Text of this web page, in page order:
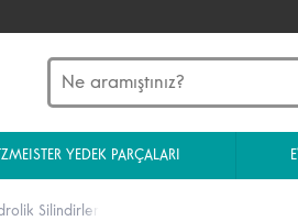
YEDEK PARÇALARI
Silindirler